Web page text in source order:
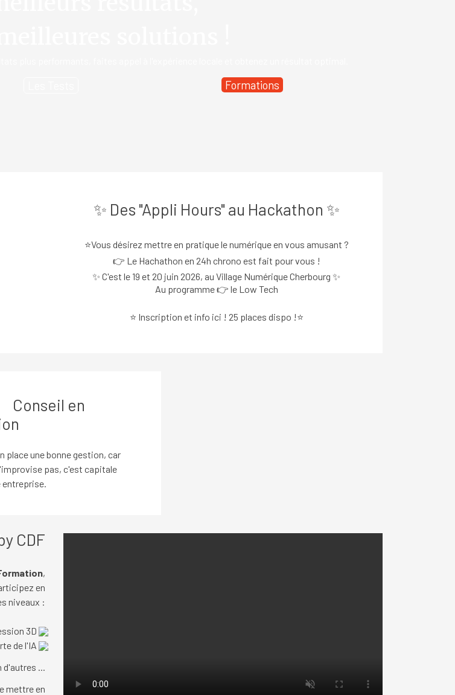
Formations
✨ Des "Appli Hours" au Hackathon ✨
⭐Vous désirez mettre en pratique le numérique en vous amusant ?
👉 Le Hachathon en 24h chrono est fait pour vous !
✨ C'est le 19 et 20 juin 2026, au Village Numérique Cherbourg ✨
Au programme 👉 le Low Tech
⭐ Inscription et info ici ! 25 places dispo !⭐
Conseil en
place une bonne gestion, car
pas, c'est capitale
entreprise.
CDF
,
en
niveaux :
3D
de l'IA
d'autres ...
mettre en